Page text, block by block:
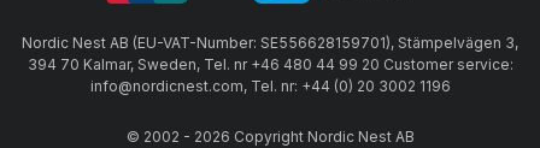
Nordic Nest AB (EU-VAT-Number: SE556628159701), Stämpelvägen 3,
394 70 Kalmar, Sweden, Tel. nr +46 480 44 99 20 Customer service:
info@nordicnest.com, Tel. nr: +44 (0) 20 3002 1196
© 2002 - 2026 Copyright Nordic Nest AB